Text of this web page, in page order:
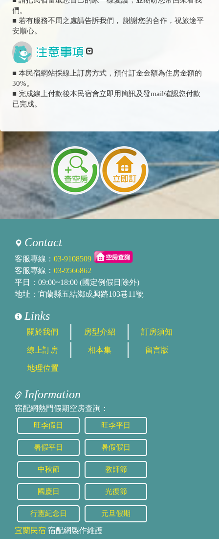
們。
■ 若有服務不周之處請告訴我們， 謝謝您的合作，祝旅途平
安順心。
■ 本民宿網站採線上訂房方式，預付訂金金額為住房金額的
30%。
■ 完成線上付款後本民宿會立即用簡訊及發mail確認您付款
已完成。
Contact
客服專線： 03-9108509
客服專線： 03-9566862
平日：09:00~18:00 (國定例假日除外)
地址：宜蘭縣五結鄉成興路103巷11號
Links
關於我們 房型介紹 訂房須知
線上訂房 相本集 留言版
地理位置
Information
宿配網熱門假期空房查詢：
旺季假日 旺季平日
暑假平日 暑假假日
中秋節 教師節
國慶日 光復節
行憲紀念日 元旦假期
宜蘭民宿 宿配網製作維護